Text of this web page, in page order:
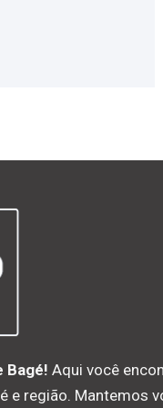
Bagé! Aqui você
e região. Mantemos